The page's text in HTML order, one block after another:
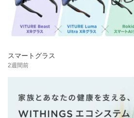
スマートグラス
2週間前